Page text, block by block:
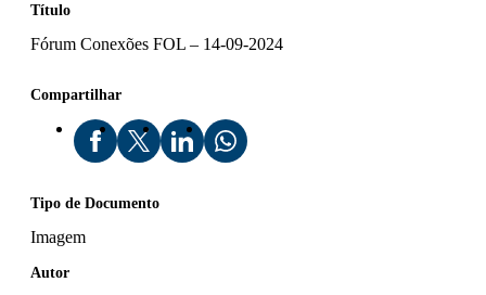
Título
Fórum Conexões FOL – 14-09-2024
Compartilhar
Tipo de Documento
Imagem
Autor